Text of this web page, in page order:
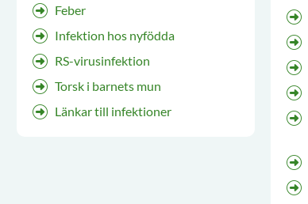
Feber
Infektion hos nyfödda
RS-virusinfektion
Torsk i barnets mun
Länkar till infektioner